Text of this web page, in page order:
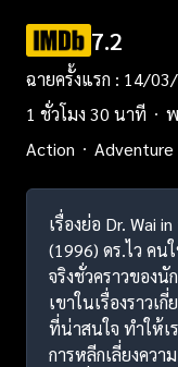
7.2
ฉายครั้งแรก : 14/
1 ชั่วโมง 30 นาที
Action
Adventure
เรื่องย่อ Dr. Wai
(1996) ดร.ไว คน
จริงชั่วคราวของ
เขาในเรื่องราวเ
ที่น่าสนใจ ทำให้เ
การหลีกเลี่ยงควา